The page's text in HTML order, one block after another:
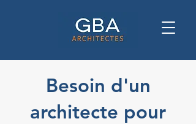
Besoin d'un
architecte pour